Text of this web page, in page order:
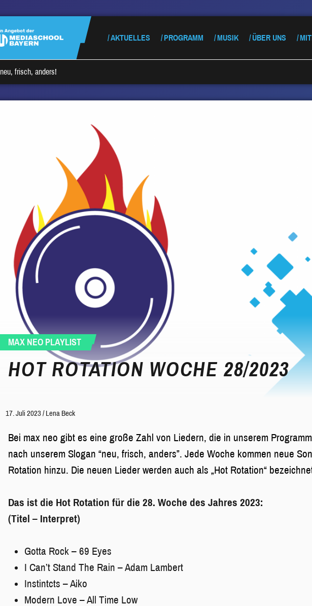
AKTUELLES PROGRAMM MUSIK ÜBER UNS
neu, frisch, anders!
MAX NEO PLAYLIST
HOT ROTATION WOCHE 28/2023
17. Juli 2023/Lena Beck
Bei max neo gibt es eine große Zahl von Liedern, die in unserem
nach unserem Slogan “neu, frisch, anders”. Jede Woche kommen neue
Rotation hinzu. Die neuen Lieder werden auch als „Hot Rotation“
Das ist die Hot Rotation für die 28. Woche des Jahres 2023:
(Titel – Interpret)
Gotta Rock – 69 Eyes
I Can’t Stand The Rain – Adam Lambert
Instintcts – Aiko
Modern Love – All Time Low